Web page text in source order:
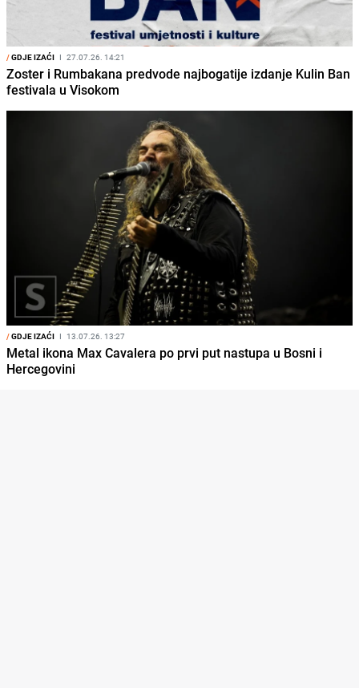
/GDJE IZAĆI I 27.07.26. 14:21
Zoster i Rumbakana predvode najbogatije izdanje Kulin Ban
festivala u Visokom
/GDJE IZAĆI I 13.07.26. 13:27
Metal ikona Max Cavalera po prvi put nastupa u Bosni i
Hercegovini